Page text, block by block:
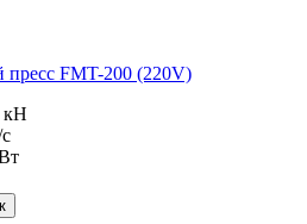
пресс FMT-200 (220V)
кН